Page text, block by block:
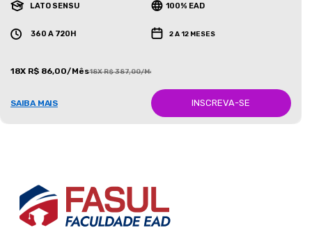
LATO SENSU 100% EAD
360 A 720H 2 A 12 MESES
18X R$ 86,00/Mês18X R$ 387,00/Mês
SAIBA MAIS INSCREVA-SE